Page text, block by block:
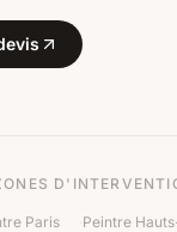
Paris Peintre